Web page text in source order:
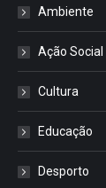
Ambiente
Ação Social
Cultura
Educação
Desporto